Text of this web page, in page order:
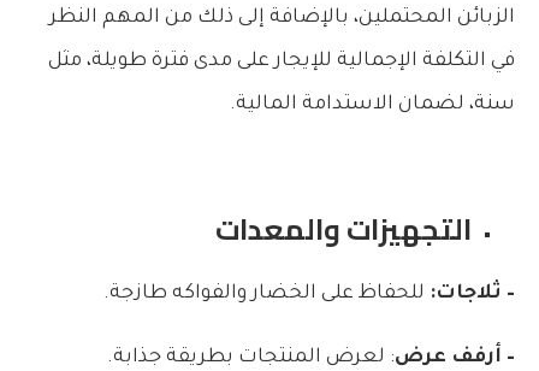
الزبائن المحتملين، بالإضافة إلى ذلك من المهم النظر
في التكلفة الإجمالية للإيجار على مدى فترة طويلة، مثل
سنة، لضمان الاستدامة المالية.
التجهيزات والمعدات
– ثلاجات: للحفاظ على الخضار والفواكه طازجة.
– أرفف عرض: لعرض المنتجات بطريقة جذابة.